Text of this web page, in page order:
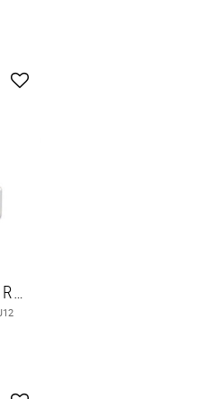
Add to favorites
Modular 6/6 RJ12